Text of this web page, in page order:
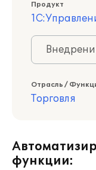
Продукт
Отрасль /
Торговля
функции: